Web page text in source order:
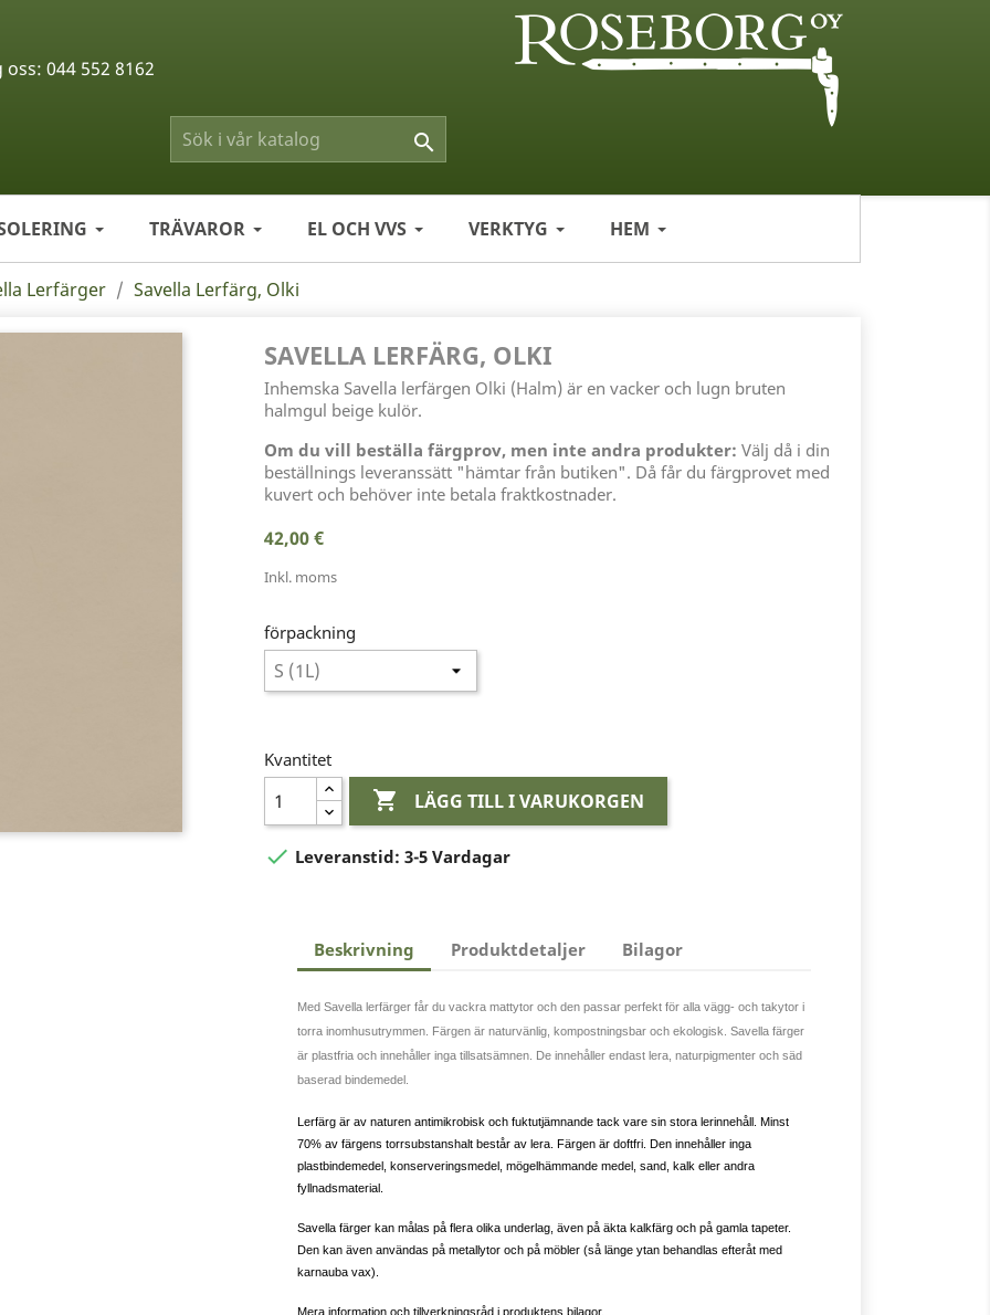

TRÄVAROR EL OCH VVS VERKTYG HEM
oss: 044 552 8162
Lerfärger Savella Lerfärg, Olki
SAVELLA LERFÄRG, OLKI
Inhemska Savella lerfärgen Olki (Halm) är en vacker och lugn bruten
halmgul beige kulör.
Om du vill beställa färgprov, men inte andra produkter: Välj då i din
beställnings leveranssätt "hämtar från butiken". Då får du färgprovet med
kuvert och behöver inte betala fraktkostnader.
42,00 €
Inkl. moms
förpackning
Kvantitet
 LÄGG TILL I VARUKORGEN
 Leveranstid: 3-5 Vardagar
Beskrivning Produktdetaljer Bilagor
Med Savella lerfärger får du vackra mattytor och den passar perfekt för alla vägg- och takytor i
torra inomhusutrymmen. Färgen är naturvänlig, kompostningsbar och ekologisk. Savella färger
är plastfria och innehåller inga tillsatsämnen. De innehåller endast lera, naturpigmenter och säd
baserad bindemedel.
Lerfärg är av naturen antimikrobisk och fuktutjämnande tack vare sin stora lerinnehåll. Minst
70% av färgens torrsubstanshalt består av lera. Färgen är doftfri. Den innehåller inga
plastbindemedel, konserveringsmedel, mögelhämmande medel, sand, kalk eller andra
fyllnadsmaterial.
Savella färger kan målas på flera olika underlag, även på äkta kalkfärg och på gamla tapeter.
Den kan även användas på metallytor och på möbler (så länge ytan behandlas efteråt med
karnauba vax).
Mera information och tillverkningsråd i produktens bilagor.